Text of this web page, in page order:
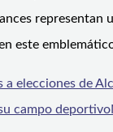
este
elecciones de
campo deportivo